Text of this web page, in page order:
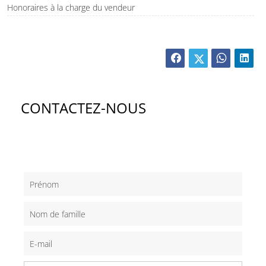
Honoraires à la charge du vendeur
CONTACTEZ-NOUS